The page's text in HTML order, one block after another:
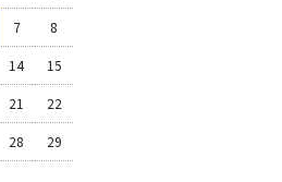
7 8
14 15
21 22
28 29